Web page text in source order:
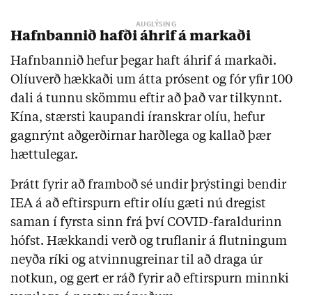
Hafnbannið hafði áhrif á markaði
Hafnbannið hefur þegar haft áhrif á markaði.
Olíuverð hækkaði um átta prósent og fór yfir 100
dali á tunnu skömmu eftir að það var tilkynnt.
Kína, stærsti kaupandi íranskrar olíu, hefur
gagnrýnt aðgerðirnar harðlega og kallað þær
hættulegar.
Þrátt fyrir að framboð sé undir þrýstingi bendir
IEA á að eftirspurn eftir olíu gæti nú dregist
saman í fyrsta sinn frá því COVID-faraldurinn
hófst. Hækkandi verð og truflanir á flutningum
neyða ríki og atvinnugreinar til að draga úr
notkun, og gert er ráð fyrir að eftirspurn minnki